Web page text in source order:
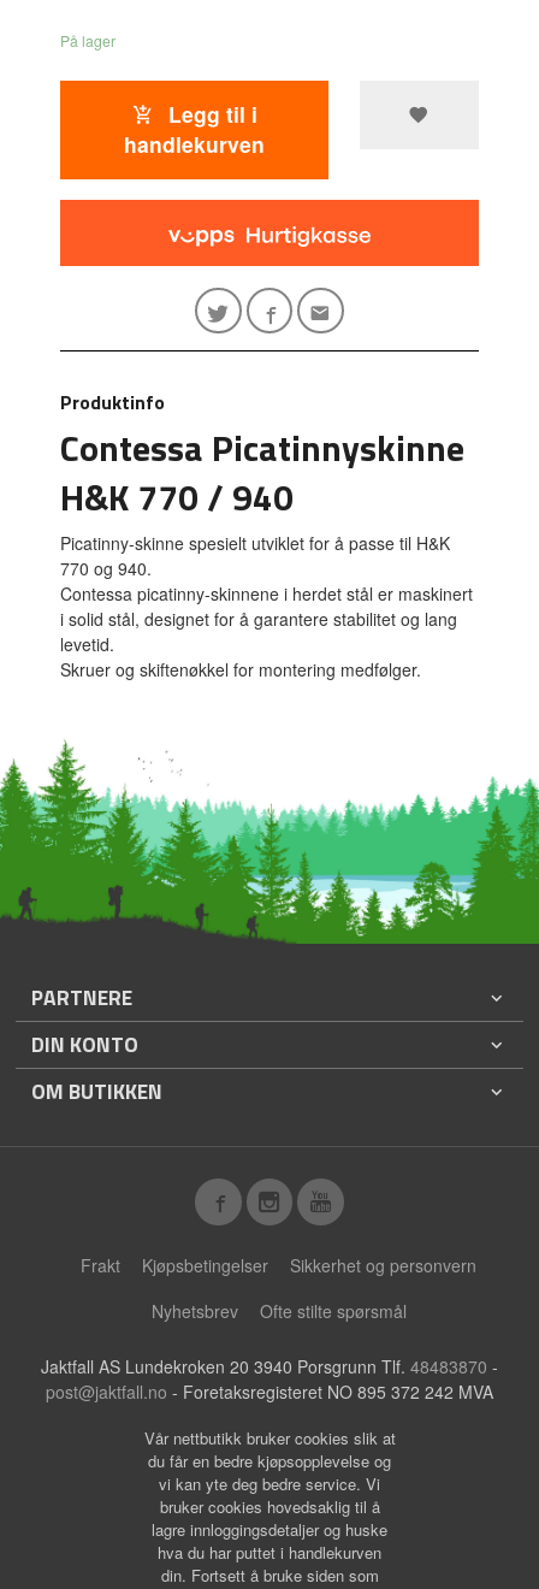
På lager
Legg til i
handlekurven
Produktinfo
Contessa Picatinnyskinne
H&K 770 / 940
Picatinny-skinne spesielt utviklet for å passe til H&K
770 og 940.
Contessa picatinny-skinnene i herdet stål er maskinert
i solid stål, designet for å garantere stabilitet og lang
levetid.
Skruer og skiftenøkkel for montering medfølger.
PARTNERE
DIN KONTO
OM BUTIKKEN
Frakt Kjøpsbetingelser
Sikkerhet og personvern
Nyhetsbrev
Ofte stilte spørsmål
Jaktfall AS Lundekroken 20 3940 Porsgrunn Tlf. 48483870 -
post@jaktfall.no - Foretaksregisteret NO 895 372 242 MVA
Vår nettbutikk bruker cookies slik at
du får en bedre kjøpsopplevelse og
vi kan yte deg bedre service. Vi
bruker cookies hovedsaklig til å
lagre innloggingsdetaljer og huske
hva du har puttet i handlekurven
din. Fortsett å bruke siden som